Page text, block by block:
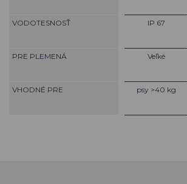
VODOTESNOSŤ
PRE PLEMENÁ
VHODNÉ PRE
IP 67
Veľké
psy >40 kg